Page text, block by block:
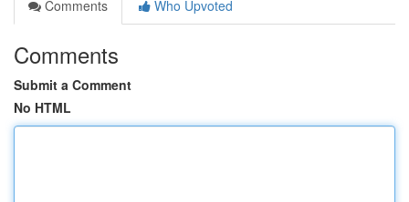
Comments
Who Upvoted
Comments
Submit a Comment
No HTML